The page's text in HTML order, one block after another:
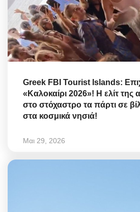
Greek FBI Tourist Islands:
«Καλοκαίρι 2026»! Η ελίτ της
στο στόχαστρο τα πάρτι σε
στα κοσμικά νησιά!
Μαι 29, 2026